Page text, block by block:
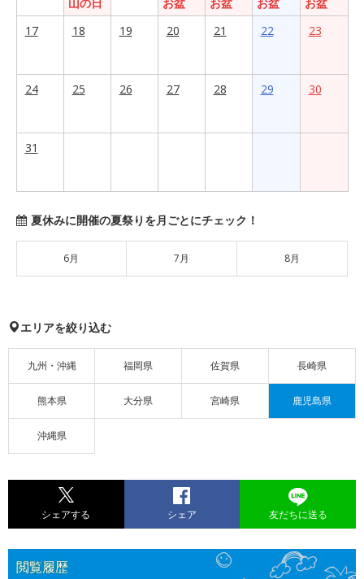
17
18 19 20 21 22 23
24 25 26 27 28 29 30
31
夏休みに開催の夏祭りを月ごとにチェック！
6月 7月 8月
エリアを絞り込む
九州・沖縄 福岡県 佐賀県 長崎県
熊本県 大分県 宮崎県 鹿児島県
沖縄県
シェアする シェア 友だちに送る
閲覧履歴